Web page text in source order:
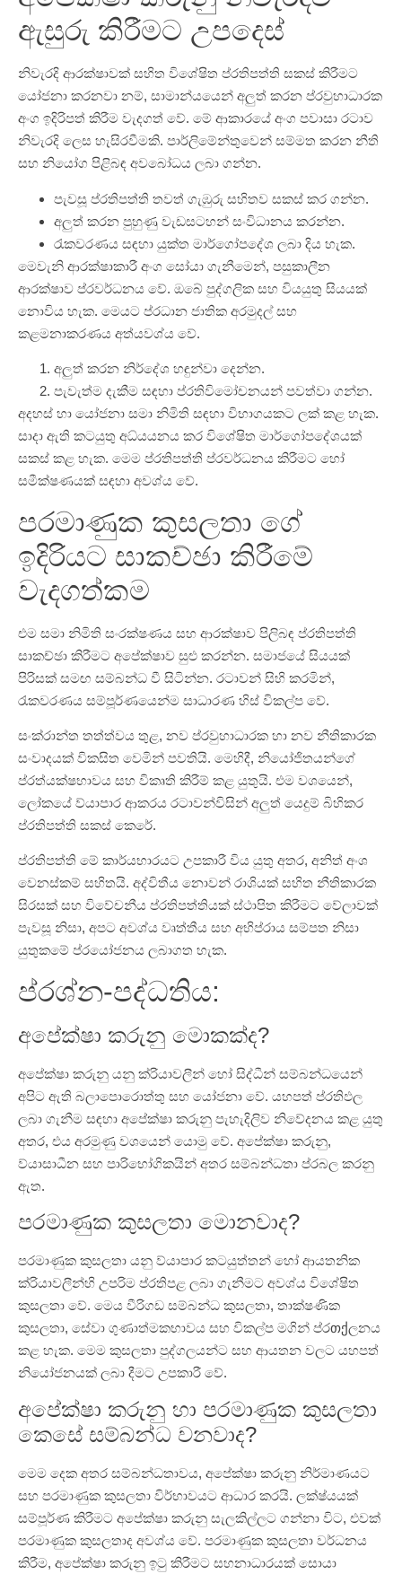
ඇසුරු කිරීමට උපදෙස්
නිවැරදි ආරක්ෂාවක් සහිත විශේෂිත ප්රතිපත්ති සකස් කිරීමට
යෝජනා කරනවා නම්, සාමාන්යයෙන් අලුත් කරන ප්රවුහාධාරක
අංග ඉදිරිපත් කිරීම වැදගත් වේ. මේ ආකාරයේ අංග පවාසා රටාව
නිවැරදි ලෙස හැසිරවීමකි. පාර්ලිමේන්තුවෙන් සම්මත කරන නීති
සහ නියෝග පිළිබඳ අවබෝධය ලබා ගන්න.
පැවසූ ප්රතිපත්ති තවත් ගැඹුරු සහිතව සකස් කර ගන්න.
අලුත් කරන පුහුණු වැඩසටහන් සංවිධානය කරන්න.
රැකවරණය සඳහා යුක්ත මාර්ගෝපදේශ ලබා දිය හැක.
මෙවැනි ආරක්ෂාකාරී අංග සෝයා ගැනීමෙන්, පසුකාලීන
ආරක්ෂාව ප්රවර්ධනය වේ. ඔබේ පුද්ගලික සහ වියයුතු සියයක්
නොවිය හැක. මෙයට ප්රධාන ජාතික අරමුදල් සහ
කළමනාකරණය අත්යවශ්ය වේ.
අලුත් කරන නිර්දේශ හඳුන්වා දෙන්න.
පැවැත්ම දැකීම සඳහා ප්රතිවිමෝචනයන් පවත්වා ගන්න.
අදහස් හා යෝජනා සමා නිමිති සඳහා විභාගයකට ලක් කළ හැක.
සාදා ඇති කටයුතු අධ්යයනය කර විශේෂිත මාර්ගෝපදේශයක්
සකස් කළ හැක. මෙම ප්රතිපත්ති ප්රවර්ධනය කිරීමට හෝ
සමීක්ෂණයක් සඳහා අවශ්ය වේ.
පරමාණුක කුසලතා ගේ
ඉදිරියට සාකච්ඡා කිරීමේ
වැදගත්කම
එම සමා නිමිති සංරක්ෂණය සහ ආරක්ෂාව පිලිබඳ ප්රතිපත්ති
සාකච්ඡා කිරීමට අපේක්ෂාව සුළු කරන්න. සමාජයේ සියයක්
පිරිසක් සමඟ සම්බන්ධ වී සිටින්න. රටාවන් සිහි කරමින්,
රැකවරණය සම්පූර්ණයෙන්ම සාධාරණ හිස් විකල්ප වේ.
සංක්රාන්ත තත්ත්වය තුළ, නව ප්රවුහාධාරක හා නව නීතිකාරක
සංවාදයක් විකසිත වෙමින් පවතියි. මෙහිදී, නියෝජිතයන්ගේ
ප්රත්යක්ෂභාවය සහ විකෘති කිරීම් කළ යුතුයි. එම වශයෙන්,
ලෝකයේ ව්යාපාර ආකරය රටාවන්විසින් අලුත් යෙදුම් බිහිකර
ප්රතිපත්ති සකස් කෙරේ.
ප්රතිපත්ති මේ කාර්යභාරයට උපකාරී විය යුතු අතර, අනිත් අංශ
වෙනස්කම් සහිතයි. අද්විතීය නොවන් රාශියක් සහිත නීතිකාරක
සිරසක් සහ විවේචනීය ප්රතිපත්තියක් ස්ථාපිත කිරීමට වේලාවක්
පැවසූ නිසා, අපට අවශ්ය වෘත්තීය සහ අභිප්රාය සම්පත නිසා
යුතුකමේ ප්රයෝජනය ලබාගත හැක.
ප්රශ්න-පද්ධතිය:
අපේක්ෂා කරුනු මොකක්ද?
අපේක්ෂා කරුනු යනු ක්රියාවලීන් හෝ සිද්ධීන් සම්බන්ධයෙන්
අපිට ඇති බලාපොරොත්තු සහ යෝජනා වේ. යහපත් ප්රතිඵල
ලබා ගැනීම සඳහා අපේක්ෂා කරුනු පැහැදිලිව නිවේදනය කළ යුතු
අතර, එය අරමුණු වශයෙන් යොමු වේ. අපේක්ෂා කරුනු,
ව්යාසාධීන සහ පාරිභෝගිකයින් අතර සම්බන්ධතා ප්රබල කරනු
ඇත.
පරමාණුක කුසලතා මොනවාද?
පරමාණුක කුසලතා යනු ව්යාපාර කටයුත්තන් හෝ ආයතනික
ක්රියාවලීන්හි උපරිම ප්රතිපළ ලබා ගැනීමට අවශ්ය විශේෂිත
කුසලතා වේ. මෙය වීරිගඩ සම්බන්ධ කුසලතා, තාක්ෂණික
කුසලතා, සේවා ගුණාත්මකභාවය සහ විකල්ප මගින් ප්රთქලනය
කළ හැක. මෙම කුසලතා පුද්ගලයන්ට සහ ආයතන වලට යහපත්
නියෝජනයක් ලබා දීමට උපකාරී වේ.
අපේක්ෂා කරුනු හා පරමාණුක කුසලතා
කෙසේ සම්බන්ධ වනවාද?
මෙම දෙක අතර සම්බන්ධතාවය, අපේක්ෂා කරුනු නිර්මාණයට
සහ පරමාණුක කුසලතා විර්භාවයට ආධාර කරයි. ලක්ෂ්යයක්
සම්පූර්ණ කිරීමට අපේක්ෂා කරුනු සැලකිල්ලට ගන්නා විට, එවක්
පරමාණුක කුසලතාද අවශ්ය වේ. පරමාණුක කුසලතා වර්ධනය
කිරීම, අපේක්ෂා කරුනු ඉටු කිරීමට සහනාධාරයක් සොයා